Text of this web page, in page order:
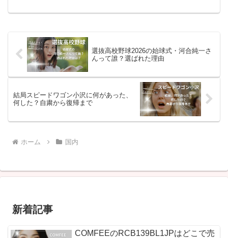
選抜高校野球2026の始球式・河合純一さ
んって誰？選ばれた理由
結局スピードワゴン小沢に何があった、
何した？自粛から復帰まで
ホーム 国内
新着記事
COMFEEのRCB139BL1JPはどこで売